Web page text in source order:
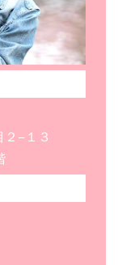
−１３